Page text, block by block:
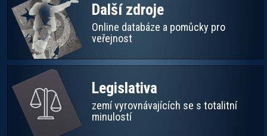
Další zdroje
Online databáze a pomůcky pro
veřejnost
Legislativa
zemí vyrovnávajících se s totalitní
minulostí